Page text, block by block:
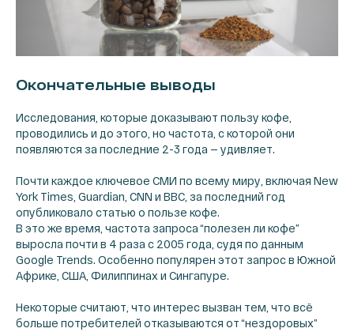
Окончательные выводы
Исследования, которые доказывают пользу кофе,
проводились и до этого, но частота, с которой они
появляются за последние 2-3 года — удивляет.
Почти каждое ключевое СМИ по всему миру, включая New
York Times, Guardian, CNN и BBC, за последний год
опубликовало статью о пользе кофе.
В это же время, частота запроса “полезен ли кофе”
выросла почти в 4 раза с 2005 года, судя по данным
Google Trends. Особенно популярен этот запрос в Южной
Африке, США, Филиппинах и Сингапуре.
Некоторые считают, что интерес вызван тем, что всё
больше потребителей отказываются от “нездоровых”